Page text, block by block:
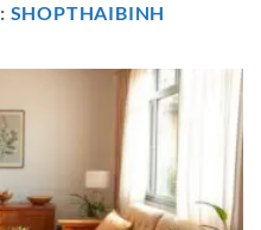
SHOPTHAIBINH